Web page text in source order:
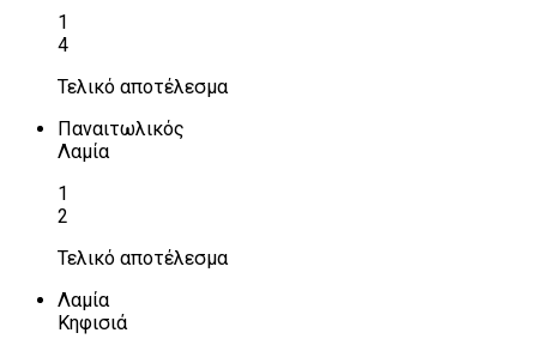
1
4
Τελικό αποτέλεσμα
Παναιτωλικός
Λαμία
1
2
Τελικό αποτέλεσμα
Λαμία
Κηφισιά